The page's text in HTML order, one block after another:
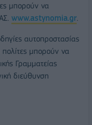
μπορούν να
www.astynomia.gr.
αυτοπροστασίας
πολίτες μπορούν να
Γραμματείας
διεύθυνση